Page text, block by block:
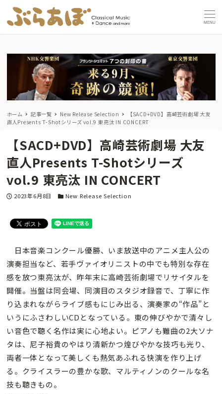
MENU
ホーム 記事一覧 New Release Selection
【SACD+DVD】高崎芸術劇場 大友
直人Presents T-Shotシリーズ vol.9 東亮汰 IN CONCERT
【SACD+DVD】高崎芸術劇場 大友
直人Presents T-Shotシリーズ
vol.9 東亮汰 IN CONCERT
投稿日
2023年6月8日 カテゴリー
New Release Selection
日本音楽コンクール優勝、いま放送中のアニメ主人公の
演奏担当など、若手ヴァイオリニストの中でも特別な存在
感を放つ東亮汰が、昨年末に高崎芸術劇場でリサイタルを
開催。当盤は同会場、同演目のスタジオ録音で、丁寧に作
り込まれながらライブ感もにじみ出る、演奏家の“作品”と
いうにふさわしいCDとなっている。東の伸びやかで清々し
い音色で聴く名作は実に心地よい。ピアノも難曲の2大ソナ
タは、尼子裕貴のやはり清新かつ煌びやかな技巧も光り、
両者一体となって美しくも熱気あふれる快演を作り上げ
る。クライスラーの豊かな歌、マルティノンのクールな名
技も聴きもの。